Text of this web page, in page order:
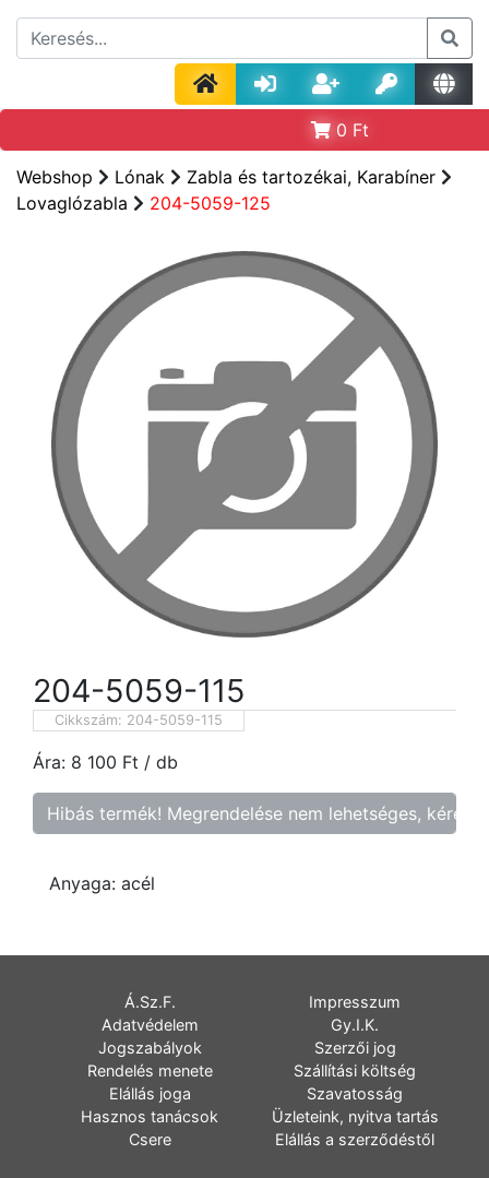
0 Ft
Webshop Lónak
Zabla és tartozékai, Karabíner
Lovaglózabla
204-5059-125
204-5059-115
Cikkszám: 204-5059-115
Ára: 8 100 Ft / db
Hibás termék! Megrendelése nem lehetséges,
Anyaga: acél
Á.Sz.F.
Impresszum
Adatvédelem
Gy.I.K.
Jogszabályok
Szerzői jog
Rendelés menete
Szállítási költség
Elállás joga
Szavatosság
Hasznos tanácsok
Üzleteink, nyitva tartás
Csere
Elállás a szerződéstől